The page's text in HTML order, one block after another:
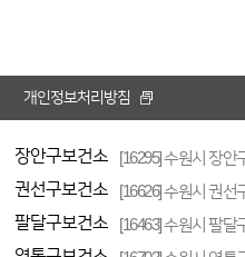
개인정보처리방침
장안구보건소 [16295] 수원시 장안
권선구보건소 [16626] 수원시 권선
팔달구보건소 [16463] 수원시 팔달